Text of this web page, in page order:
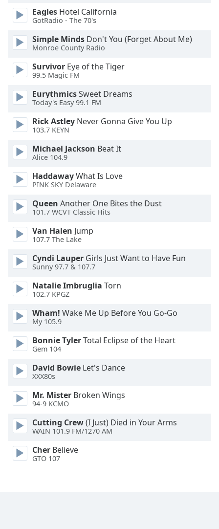
Fullscreen
This
window.
Beginning
window.
Escape
cancel
close
window.
Color
Opacity
Background
Color
Opacity
Caption
Area
Color
Opacity
Font
Eagles Hotel California
GotRadio - The 70's
Simple Minds Don't You (Forget About Me)
Monroe County Radio
Survivor Eye of the Tiger
99.5 Magic FM
EurythmicsSweet Dreams
Today's Easy 99.1 FM
Rick Astley Never Gonna Give You Up
103.7 KEYN
Michael Jackson Beat It
Alice 104.9
HaddawayWhat Is Love
PINK SKY Delaware
Queen Another One Bites the Dust
101.7 WCVT Classic Hits
Van Halen Jump
107.7 The Lake
Cyndi Lauper Girls Just Want to Have Fun
Sunny 97.7 & 107.7
Natalie Imbruglia Torn
102.7 KPGZ
Wham! Wake Me Up Before You Go-Go
My 105.9
Bonnie TylerTotal Eclipse of the Heart
Gem 104
David Bowie Let's Dance
XXX80s
Mr. Mister Broken Wings
94-9 KCMO
Cutting Crew(I Just) Died in Your Arms
WAIN 101.9 FM/1270 AM
Cher Believe
GTO 107